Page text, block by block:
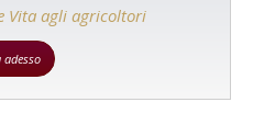
Vita agli agricoltori
adesso